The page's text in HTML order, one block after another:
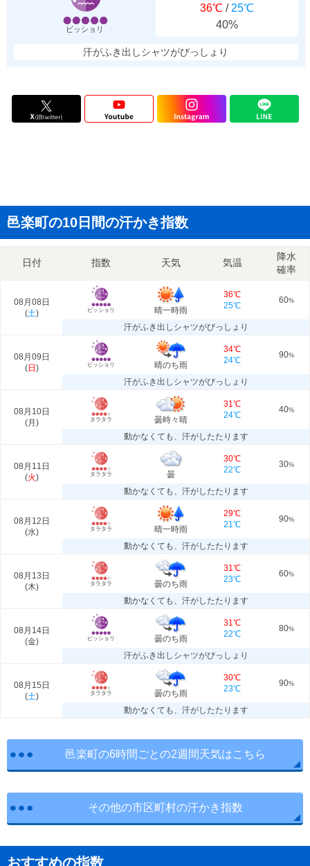
ビッショリ
36℃ / 25℃
40%
汗がふき出しシャツがびっしょり
邑楽町の10日間の汗かき指数
日付 指数 天気 気温
降水
確率
08月08日
(土) ビッショリ 晴一時雨
36℃
25℃
60%
汗がふき出しシャツがびっしょり
08月09日
(日 ) ビッショリ 晴のち雨
34℃
24℃
90%
汗がふき出しシャツがびっしょり
08月10日
(月 ) タラタラ 曇時々晴
31℃
24℃
40%
動かなくても、汗がしたたります
08月11日
(火) タラタラ 曇
30℃
22℃
30%
動かなくても、汗がしたたります
08月12日
(水) タラタラ 晴一時雨
29℃
21℃
90%
動かなくても、汗がしたたります
08月13日
(木) タラタラ 曇のち雨
31℃
23℃
60%
動かなくても、汗がしたたります
08月14日
(金) ビッショリ 曇のち雨
31℃
22℃
80%
汗がふき出しシャツがびっしょり
08月15日
(土) タラタラ 曇のち雨
30℃
23℃
90%
動かなくても、汗がしたたります
邑楽町の6時間ごとの2週間天気はこちら
その他の市区町村の汗かき指数
おすすめの指数